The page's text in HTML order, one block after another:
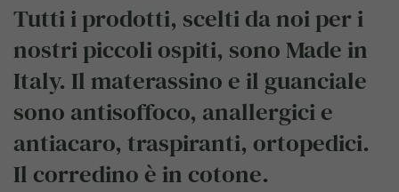
Tutti i prodotti, scelti da noi per i
nostri piccoli ospiti, sono Made in
Italy. Il materassino e il guanciale
sono antisoffoco, anallergici e
antiacaro, traspiranti, ortopedici.
Il corredino è in cotone.